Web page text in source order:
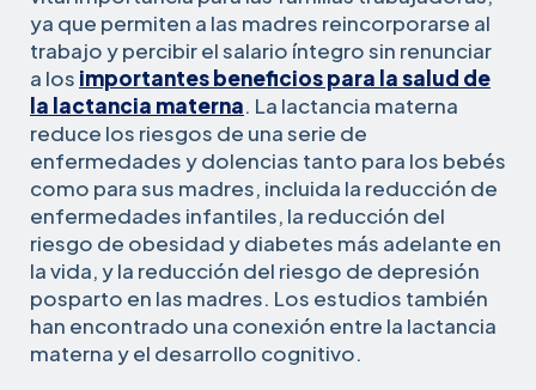
ya que permiten a las madres reincorporarse al
trabajo y percibir el salario íntegro sin renunciar
a los importantes beneficios para la salud de
la lactancia materna. La lactancia materna
reduce los riesgos de una serie de
enfermedades y dolencias tanto para los bebés
como para sus madres, incluida la reducción de
enfermedades infantiles, la reducción del
riesgo de obesidad y diabetes más adelante en
la vida, y la reducción del riesgo de depresión
posparto en las madres. Los estudios también
han encontrado una conexión entre la lactancia
materna y el desarrollo cognitivo.